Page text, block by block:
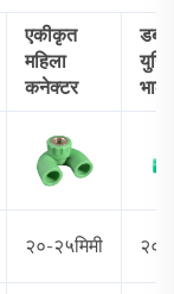
एकीकृत
महिला
कनेक्टर
भाल्व
२०-२५मिमी २०-